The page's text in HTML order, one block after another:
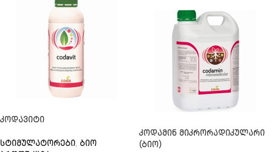
ᲙᲝᲓᲐᲕᲘᲢᲘ
ᲡᲢᲘᲛᲣᲚᲐᲢᲝᲠᲔᲑᲘ, ᲑᲘᲝ
ᲙᲝᲓᲐᲛᲘᲜ ᲛᲘᲙᲠᲝᲠᲐᲓᲘᲙᲣᲚᲐᲠᲘ
(ᲑᲘᲝ)